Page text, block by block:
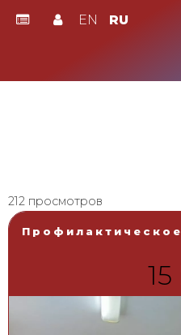
EN RU
212 просмотров
15